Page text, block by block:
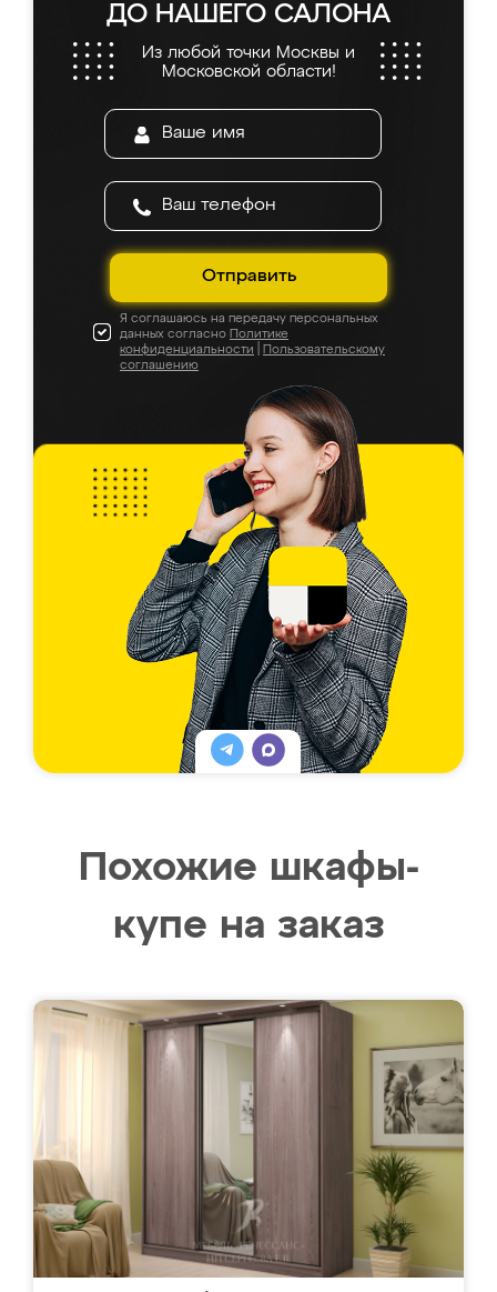
ДО НАШЕГО САЛОНА
Из любой точки Москвы и
Московской области!
Отправить
Я соглашаюсь на передачу персональных
данных согласно Политике
конфиденциальности
Пользовательскому
соглашению
Похожие шкафы-
купе на заказ